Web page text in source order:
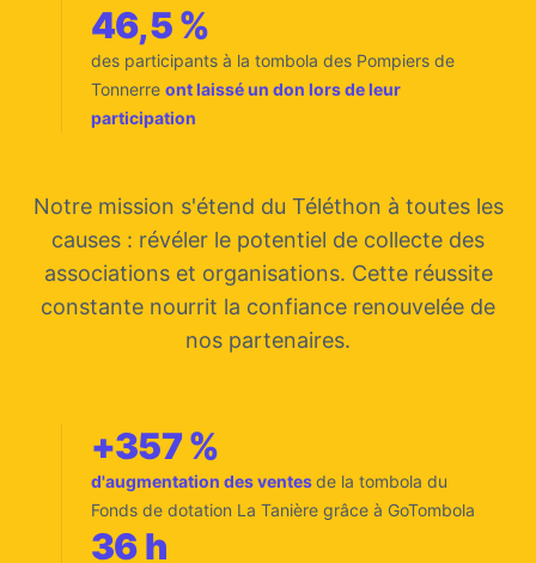
des participants à la tombola des Pompiers de
Tonnerre ont laissé un don lors de leur
participation
46,5 %
Notre mission s'étend du Téléthon à toutes les
causes : révéler le potentiel de collecte des
associations et organisations. Cette réussite
constante nourrit la confiance renouvelée de
nos partenaires.
d'augmentation des ventesde la tombola du
Fonds de dotation La Tanière grâce à GoTombola
+357 %
36 h